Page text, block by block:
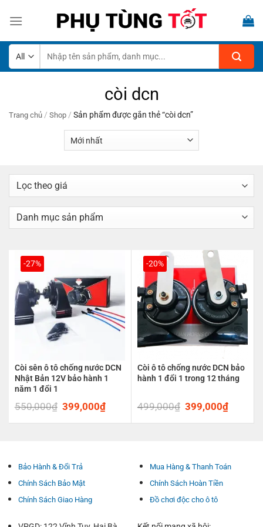
kiếm:
còi dcn
Trang chủ / Shop / Sản phẩm được gắn thẻ “còi dcn”
-27%
Còi sên ô tô chống nước DCN
Nhật Bản 12V bảo hành 1
năm 1 đổi 1
550,000₫ Original
was:
399,000₫Current
is:
-20%
Còi ô tô chống nước DCN bảo
hành 1 đổi 1 trong 12 tháng
499,000₫ Original
was:
399,000₫Current
is:
Bảo Hành & Đổi Trả
Chính Sách Bảo Mật
Chính Sách Giao Hàng
Mua Hàng & Thanh Toán
Chính Sách Hoàn Tiền
Đồ chơi độc cho ô tô